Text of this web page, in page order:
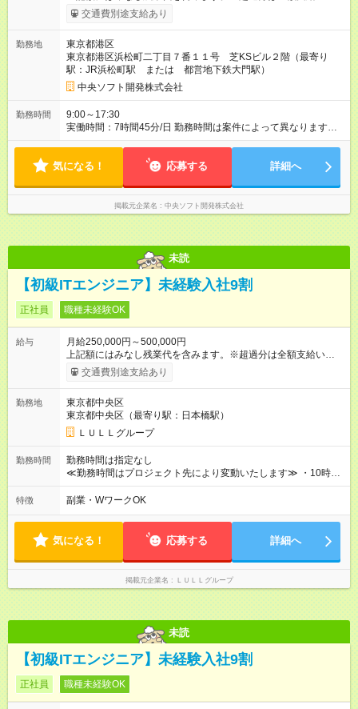
ます。 みなし残業代 30,000円／月 みなし残業時間 18時間／月
月給は能力によって判断致します。以降毎年4月に昇給あり。 ■
当：130,360円（一律支給） ・みなし残業代：30,000円※（月
18時間分、超過分は別途支給） ※みなし残業手当は18時間分の
固定残業代として、時間外労働の有無にかかわらず支給。超過
分は別途支給。（みなし残業代は上記月給金額に含む） ■上記外
手当 ・通勤手当：毎月５万円まで ・資格手当：受験状況に合わ
せて給与に加算 ■その他 ・賞与：2回 ・試用期間：6か月（※外
部研修のカリキュラム消化速度によって変動します。） 【試用
に、本採用時と異なる部分があります。 雇用形態：本採用時と
同じです。 給与：月給 200,000円 ～ 400,000円 試用期間中の給
与は正規給与提示の80%の金額となります。 試用期間の長さに
ついて、６ヶ月と記載していますが、初配属時までとなりま
す。 外部研修は課題を消化していくカリキュラムのため、本人
の頑張り次第で期間を短くすることも可能となります！
交通費別途支給あり
勤務地
東京都港区
東京都港区浜松町二丁目７番１１号 芝KSビル２階（最寄り
駅：JR浜松町駅 または 都営地下鉄大門駅）
中央ソフト開発株式会社
勤務時間
9:00～17:30
実働時間：7時間45分/日 勤務時間は案件によって異なります
が、原則夜勤の無い案件となります。 残業は平均月20時間程度
気になる！ 応募する 詳細へ
掲載元企業名 中央ソフト開発株式会社
未読
【初級ITエンジニア】未経験入社9割
正社員 職種未経験OK
給与
月給250,000円～500,000円
上記額にはみなし残業代を含みます。※超過分は全額支給いたし
ます。 みなし残業代 21,675円／月 みなし残業時間 12時間／月 -
------------------------------------------------------- ≪経験者の方は以下と
万円～＋業績賞与＋交通費＋各種手当 ※固定残業代（30時間/6
万6，610円分）を含む。超過分は追加支給いたします 能力やス
キルを考慮し初任給を決定。経験者の方は前給考慮も可能で
す！ ◎昇給年1回（研修終了後） ◎賞与年2回（2月・8月）＋業
績賞与あり ◤スキルアップも、収入アップも。◢ 入社後の成長
や頑張りは、しっかり給与で還元しています。 実際にほぼ全員
上アップした社員も。 エンジニアへの還元率は業界高水準の
87％。 スキルを磨いた分だけ、収入アップも目指せる環境で
す！ 【試用期間】試用期間あり 試用期間の長さ：6ヶ月 ※ 雇用
形態と給与に、本採用時と異なる部分があります。 雇用形態：
中途採用（契約社員） 給与：月給 230,000円以上 上記額にはみ
なし残業代を含みます。※超過分は全額支給いたします。 みな
別途支給いたします ※研修期間中（最大12ヶ月間）も、試用期
交通費別途支給あり
勤務地
東京都中央区
東京都中央区（最寄り駅：日本橋駅）
ＬＵＬＬグループ
勤務時間
勤務時間は指定なし
≪勤務時間はプロジェクト先により変動いたします≫ ・10時00
分～19時00分（休憩1時間） ・9時00分～18時00分（休憩1時
間） ＼平日夜も、ちゃんと「自分時間」がつくれます／ 残業は
やサウナなど、 趣味の時間を楽しむ社員も多くいます◎
特徴 副業・WワークOK
気になる！ 応募する 詳細へ
掲載元企業名 ＬＵＬＬグループ
未読
【初級ITエンジニア】未経験入社9割
正社員 職種未経験OK